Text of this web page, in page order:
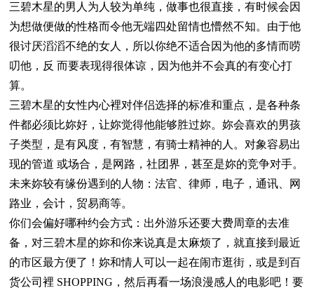
三碧木星的男人为人较为单纯，做事也很直接，有时候会因
为想做便做的性格而令他无端四处留情也懵然不知。由于他
很讨厌滔滔不绝的女人，所以你绝不适合因为他的多情而唠
叨他，反 而要表现得很体谅，因为他并不会真的有变心打
算。
三碧木星的女性内心裡对伴侣选择的标准和重点，是各种条
件都必须比妳好，让妳觉得他能够胜过妳。妳会喜欢的男孩
子类型，是有风度，有智慧，有骑士精神的人。对象容易出
现的管道 或场合，是网路，社团界，甚至是妳的竞争对手。
未来妳较有缘份遇到的人物：法官、律师，电子，通讯、网
路业，会计，贸易商等。
你们会偏好哪种约会方式：出外游乐还要大费周章的去准
备，对三碧木星的妳和你来说真是太麻烦了，就直接到最近
的市区最方便了！妳和情人可以一起在闹市逛街，或是到百
货公司裡 SHOPPING，然后再看一场浪漫感人的电影吧！要